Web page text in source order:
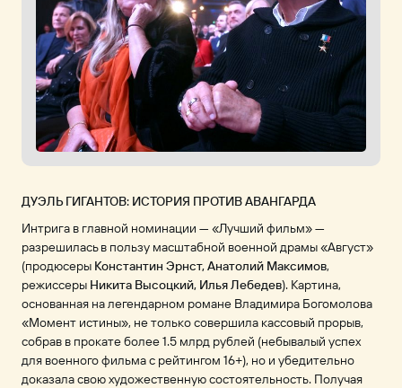
ДУЭЛЬ ГИГАНТОВ: ИСТОРИЯ ПРОТИВ АВАНГАРДА
Интрига в главной номинации — «Лучший фильм» —
разрешилась в пользу масштабной военной драмы «Август»
(продюсеры Константин Эрнст, Анатолий Максимов,
режиссеры Никита Высоцкий, Илья Лебедев). Картина,
основанная на легендарном романе Владимира Богомолова
«Момент истины», не только совершила кассовый прорыв,
собрав в прокате более 1.5 млрд рублей (небывалый успех
для военного фильма с рейтингом 16+), но и убедительно
доказала свою художественную состоятельность. Получая